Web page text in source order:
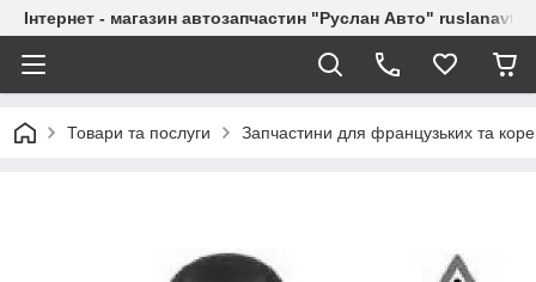
Інтернет - магазин автозапчастин "Руслан Авто"
Товари та послуги Запчастини для французьких та